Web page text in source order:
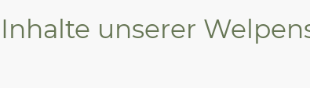
Inhalte unserer